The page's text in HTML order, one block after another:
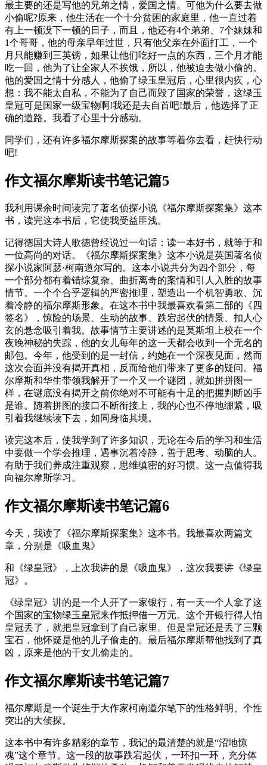
最主要的还是写他的兄弟之情，爱国之情。可他为什么要去做
小偷呢?原来，他生活在一个十分贫困的家庭里，他一直过着
有上一顿没下一顿的日子，而且，他还有4个弟弟、7个妹妹和
1个哥哥，他的母亲早年过世，只有他父亲在外面打工，一个
月只能赚到三英镑，如果让他们吃好一点的东西，三个月才能
吃一回，他为了让全家人不挨饿，所以，他被迫去做小偷的。
他的爱国之情十分感人，他偷了绿玉皇冠后，心里很内疚，心
想：我不能太自私，不能为了自己而毁了国家的荣誉，这绿玉
皇冠可是国家一级宝物啊!我还是去自首吧!最后，他选择了正
确的道路。我看了心里十分感动。
同学们，还有许多福尔摩斯探案的故事等着你去看，赶快行动
吧!
作文福尔摩斯读书笔记篇5
我利用课余时间读完了著名侦探小说《福尔摩斯探案集》这本
书，读完这本书后，它使我受益匪浅。
记得德国大诗人歌德曾经说过一句话：读一本好书，就等于和
一位高尚的对话。《福尔摩斯探案集》这本小说是英国著名侦
探小说家阿瑟·柯南道尔写的。这本小说共分为四个部分，每
一个部分都有着错综复杂、曲折离奇的案情和引人入胜的故事
情节。一个个合乎逻辑的严密推理，塑造出一个机智勇敢、沉
着冷静的福尔摩斯形象。在这本书中我最喜欢看第二部的《四
签名》，惊险的场景、生动的故事、跌宕起伏的情景、扣人心
玄的悬念吸引着我。故事情节主要讲述的是莫斯坦上校在一个
夜晚神秘的失踪，他的女儿每年的这一天都会收到一个无名的
邮包。今年，他受到的是一封信，约她在一个深夜见面，然而
这次会面并没有揭开真相，反而给他们带来了更多的疑问。福
尔摩斯和华生带领我解开了一个又一个谜团，就如拼拼图一
样，在谜底没有揭开之前你绝对不可能有十足的把握判断凶手
是谁。随着拼图的接口不断衔接上，我的心也不停地绷紧，吸
引着我继续读下去，如同身临其境。
读完这本后，使我学到了许多知识，无论在今后的学习和生活
中要做一个学会推理，遇事沉着冷静，善于思考、动脑的人。
有助于我们养成注重观察，思维缜密的好习惯。这一点值得我
向福尔摩斯学习。
作文福尔摩斯读书笔记篇6
今天，我读了《福尔摩斯探案集》这本书。我最喜欢两篇文
章，分别是《吸血鬼》
和《绿皇冠》，上次我讲的是《吸血鬼》，这次我要讲《绿皇
冠》。
《绿皇冠》讲的是一个人开了一家银行，有一天一个人拿了这
个国家的宝物绿玉皇冠来作抵押借一万元。这个开银行得人怕
皇冠丢了，就把皇冠拿到了自己家里。但是皇冠还是丢了三颗
宝石，他怀疑是他的儿子偷走的。最后福尔摩斯帮他找到了真
凶，原来是他的干女儿偷走的。
作文福尔摩斯读书笔记篇7
福尔摩斯是一个诞生于大作家柯南道尔笔下的性格鲜明、个性
突出的大侦探。
这本书中有许多精彩的章节，我记的最清楚的就是“沼地惊
魂”这个章节。这一段的故事跌宕起伏，一环扣一环，充分体